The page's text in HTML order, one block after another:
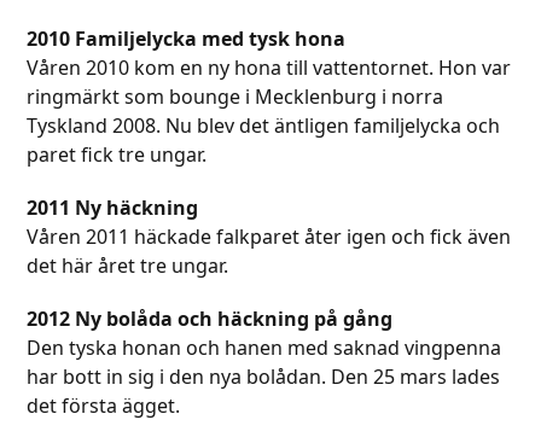
2010 Familjelycka med tysk hona
Våren 2010 kom en ny hona till vattentornet. Hon var
ringmärkt som bounge i Mecklenburg i norra
Tyskland 2008. Nu blev det äntligen familjelycka och
paret fick tre ungar.
2011 Ny häckning
Våren 2011 häckade falkparet åter igen och fick även
det här året tre ungar.
2012 Ny bolåda och häckning på gång
Den tyska honan och hanen med saknad vingpenna
har bott in sig i den nya bolådan. Den 25 mars lades
det första ägget.